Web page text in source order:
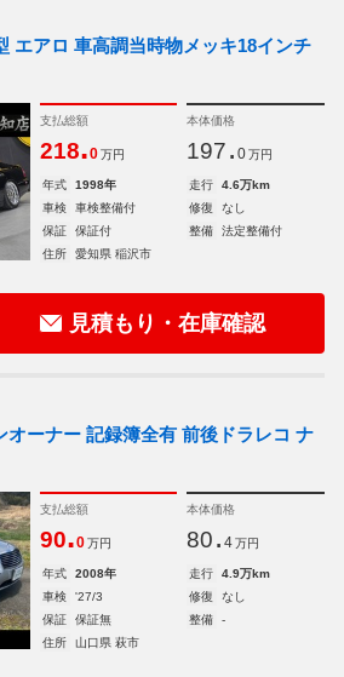
エアロ 車高調当時物メッキ18インチ
支払総額
218.0 万円
本体価格
197. 0 万円
年式 1998年 走行
4.6万km
車検
車検整備付 修復
なし
保証
保証付 整備
法定整備付
住所
愛知県 稲沢市
見積もり・在庫確認
オーナー 記録簿全有 前後ドラレコ ナ
支払総額
90.0 万円
本体価格
80. 4 万円
年式 2008年 走行
4.9万km
車検
'27/3 修復
なし
保証
保証無 整備
-
住所
山口県 萩市